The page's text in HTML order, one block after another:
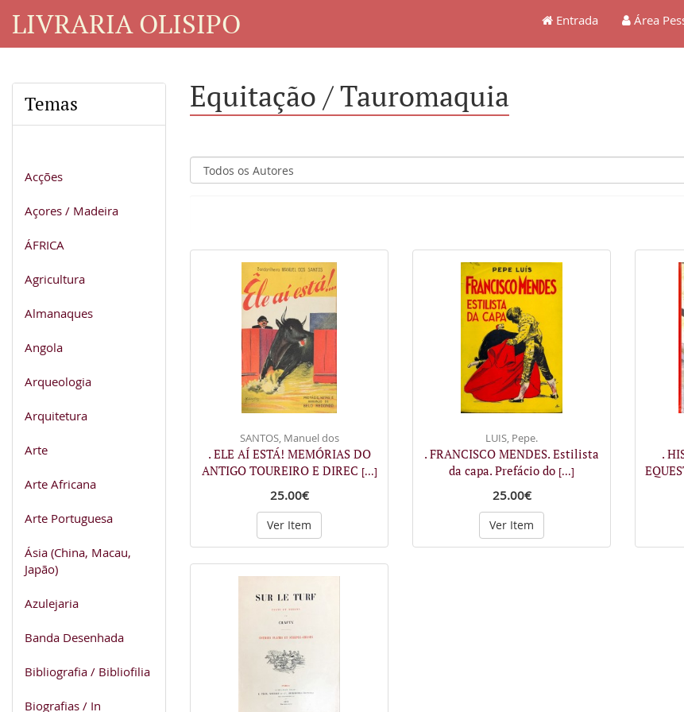
LIVRARIA OLISIPO Entrada Área
Temas
Acções
Açores / Madeira
ÁFRICA
Agricultura
Almanaques
Angola
Arqueologia
Arquitetura
Arte
Arte Africana
Arte Portuguesa
Ásia (China, Macau,
Japão)
Azulejaria
Banda Desenhada
Bibliografia / Bibliofilia
Biografias / In
Equitação / Tauromaquia
SANTOS, Manuel dos
. ELE AÍ ESTÁ! MEMÓRIAS DO
ANTIGO TOUREIRO E DIREC [...]
25.00€
Ver Item
LUIS, Pepe.
. FRANCISCO MENDES. Estilista
da capa. Prefácio do [...]
25.00€
Ver Item
.